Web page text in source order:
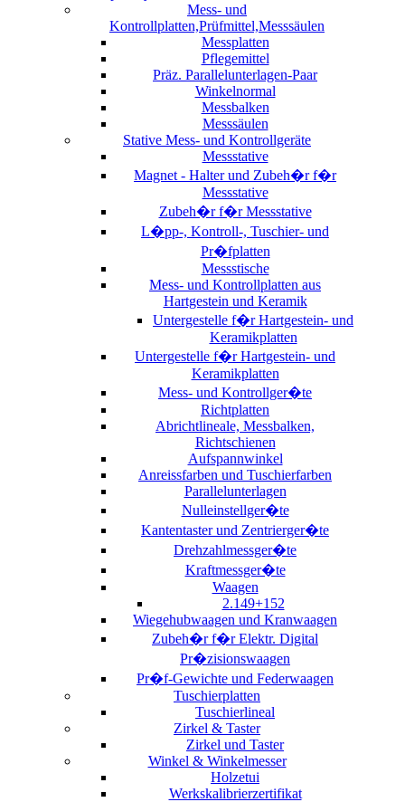
Mess- und
Kontrollplatten,Prüfmittel,Messsäulen
Messplatten
Pflegemittel
Präz. Parallelunterlagen-Paar
Winkelnormal
Messbalken
Messsäulen
Stative Mess- und Kontrollgeräte
Messstative
Magnet - Halter und Zubeh�r f�r
Messstative
Zubeh�r f�r Messstative
L�pp-, Kontroll-, Tuschier- und
Pr�fplatten
Messstische
Mess- und Kontrollplatten aus
Hartgestein und Keramik
Untergestelle f�r Hartgestein- und
Keramikplatten
Untergestelle f�r Hartgestein- und
Keramikplatten
Mess- und Kontrollger�te
Richtplatten
Abrichtlineale, Messbalken,
Richtschienen
Aufspannwinkel
Anreissfarben und Tuschierfarben
Parallelunterlagen
Nulleinstellger�te
Kantentaster und Zentrierger�te
Drehzahlmessger�te
Kraftmessger�te
Waagen
2.149+152
Wiegehubwaagen und Kranwaagen
Zubeh�r f�r Elektr. Digital
Pr�zisionswaagen
Pr�f-Gewichte und Federwaagen
Tuschierplatten
Tuschierlineal
Zirkel & Taster
Zirkel und Taster
Winkel & Winkelmesser
Holzetui
Werkskalibrierzertifikat